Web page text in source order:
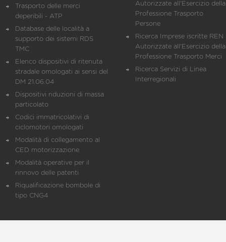
Trasporto delle merci
deperibili - ATP
Database delle località a
supporto dei sistemi RDS
TMC
Elenco dispositivi di ritenuta
stradale omologati ai sensi del
DM 21.06.04
Dispositivi riduzioni di massa
particolato
Codici immatricolativi di
ciclomotori omologati
Modalità di collegamento al
CED motorizzazione
Modalità operative per il
rinnovo delle patenti
Riqualificazione bombole di
tipo CNG4
Autorizzate all'Esercizio della
Professione Trasporto
Persone
Ricerca Imprese iscritte REN
Autorizzate all'Esercizio della
Professione Trasporto Merci
Ricerca Servizi di Linea
Interregionali